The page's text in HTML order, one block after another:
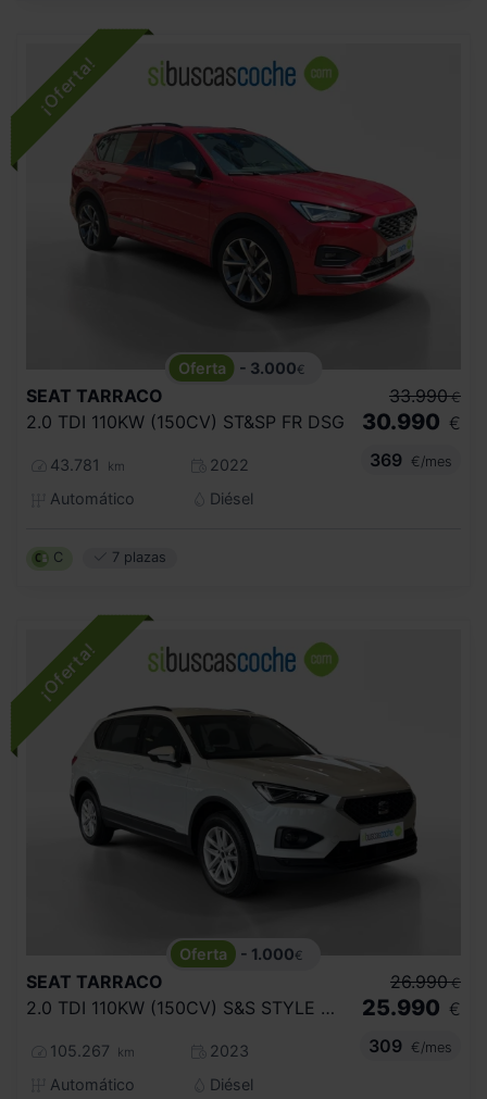
- 3.000€
SEAT TARRACO
2.0 TDI 110KW (150CV) ST&SP FR DSG
43.781 km
2022
Automático
Diésel
33.990 €
30.990 €
369
€/mes
C 7 plazas
- 1.000€
SEAT TARRACO
2.0 TDI 110KW (150CV) S&S STYLE DSG
105.267 km
2023
Automático
Diésel
26.990 €
25.990 €
309
€/mes